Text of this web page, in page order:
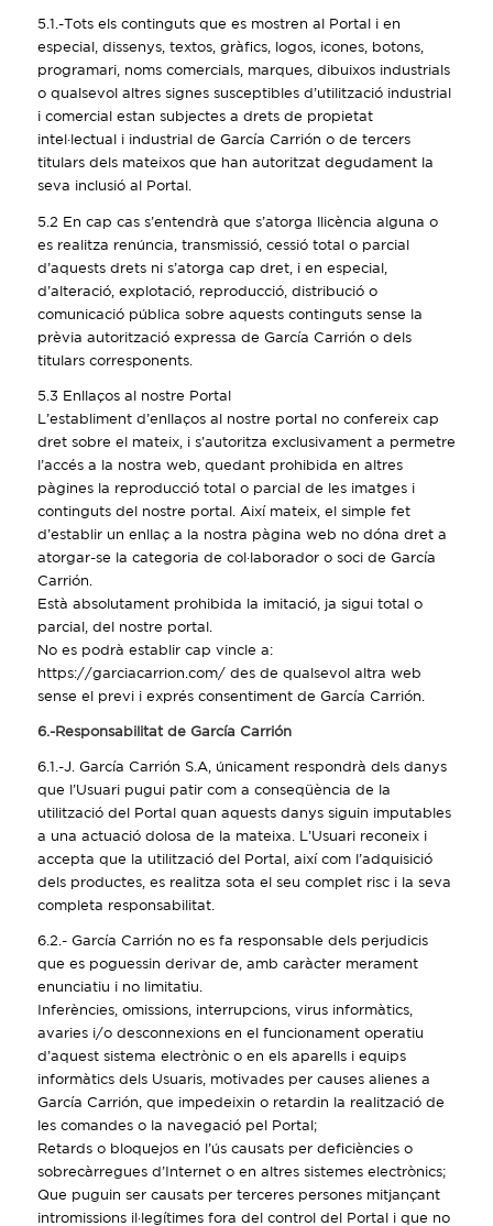
5.1.-Tots els continguts que es mostren al Portal i en
especial, dissenys, textos, gràfics, logos, icones, botons,
programari, noms comercials, marques, dibuixos industrials
o qualsevol altres signes susceptibles d’utilització industrial
i comercial estan subjectes a drets de propietat
intel·lectual i industrial de García Carrión o de tercers
titulars dels mateixos que han autoritzat degudament la
seva inclusió al Portal.
5.2 En cap cas s’entendrà que s’atorga llicència alguna o
es realitza renúncia, transmissió, cessió total o parcial
d’aquests drets ni s’atorga cap dret, i en especial,
d’alteració, explotació, reproducció, distribució o
comunicació pública sobre aquests continguts sense la
prèvia autorització expressa de García Carrión o dels
titulars corresponents.
5.3 Enllaços al nostre Portal
L’establiment d’enllaços al nostre portal no confereix cap
dret sobre el mateix, i s’autoritza exclusivament a permetre
l’accés a la nostra web, quedant prohibida en altres
pàgines la reproducció total o parcial de les imatges i
continguts del nostre portal. Així mateix, el simple fet
d’establir un enllaç a la nostra pàgina web no dóna dret a
atorgar-se la categoria de col·laborador o soci de García
Carrión.
Està absolutament prohibida la imitació, ja sigui total o
parcial, del nostre portal.
No es podrà establir cap vincle a:
https://garciacarrion.com/ des de qualsevol altra web
sense el previ i exprés consentiment de García Carrión.
6.-Responsabilitat de García Carrión
6.1.-J. García Carrión S.A, únicament respondrà dels danys
que l’Usuari pugui patir com a conseqüència de la
utilització del Portal quan aquests danys siguin imputables
a una actuació dolosa de la mateixa. L’Usuari reconeix i
accepta que la utilització del Portal, així com l’adquisició
dels productes, es realitza sota el seu complet risc i la seva
completa responsabilitat.
6.2.- García Carrión no es fa responsable dels perjudicis
que es poguessin derivar de, amb caràcter merament
enunciatiu i no limitatiu.
Inferències, omissions, interrupcions, virus informàtics,
avaries i/o desconnexions en el funcionament operatiu
d’aquest sistema electrònic o en els aparells i equips
informàtics dels Usuaris, motivades per causes alienes a
García Carrión, que impedeixin o retardin la realització de
les comandes o la navegació pel Portal;
Retards o bloquejos en l’ús causats per deficiències o
sobrecàrregues d’Internet o en altres sistemes electrònics;
Que puguin ser causats per terceres persones mitjançant
intromissions il·legítimes fora del control del Portal i que no